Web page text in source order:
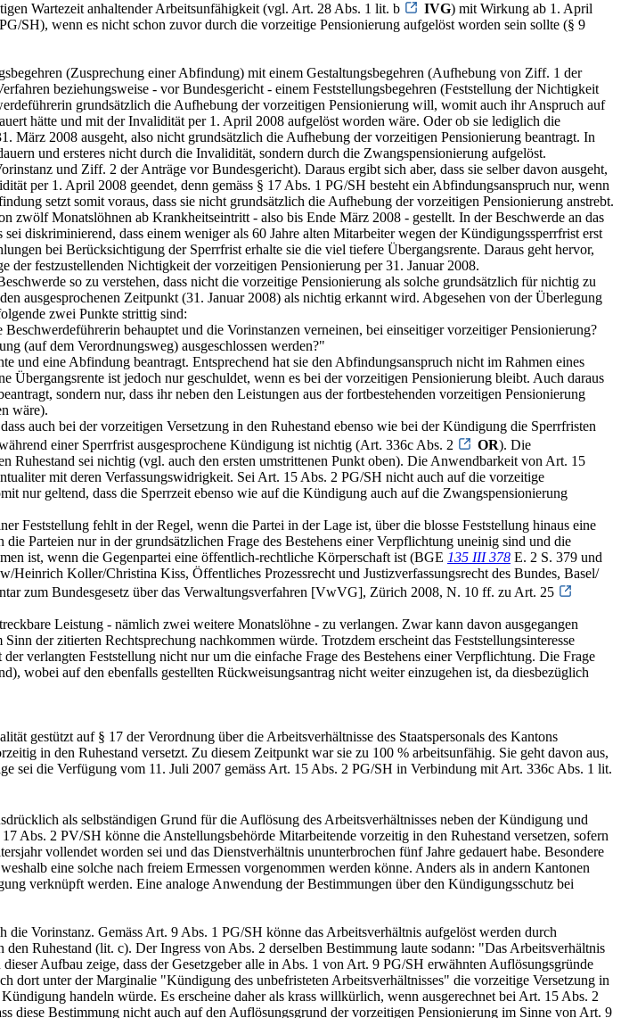
Wartezeit anhaltender Arbeitsunfähigkeit (vgl. Art. 28 Abs. 1 lit. b
IVG) mit Wirkung ab 1. April
SH), wenn es nicht schon zuvor durch die vorzeitige Pensionierung aufgelöst worden sein sollte (§ 9
(Zusprechung einer Abfindung) mit einem Gestaltungsbegehren (Aufhebung von Ziff. 1 der
beziehungsweise - vor Bundesgericht - einem Feststellungsbegehren (Feststellung der Nichtigkeit
grundsätzlich die Aufhebung der vorzeitigen Pensionierung will, womit auch ihr Anspruch auf
hätte und mit der Invalidität per 1. April 2008 aufgelöst worden wäre. Oder ob sie lediglich die
2008 ausgeht, also nicht grundsätzlich die Aufhebung der vorzeitigen Pensionierung beantragt. In
und ersteres nicht durch die Invalidität, sondern durch die Zwangspensionierung aufgelöst.
und Ziff. 2 der Anträge vor Bundesgericht). Daraus ergibt sich aber, dass sie selber davon ausgeht,
per 1. April 2008 geendet, denn gemäss § 17 Abs. 1 PG/SH besteht ein Abfindungsanspruch nur, wenn
setzt somit voraus, dass sie nicht grundsätzlich die Aufhebung der vorzeitigen Pensionierung anstrebt.
Monatslöhnen ab Krankheitseintritt - also bis Ende März 2008 - gestellt. In der Beschwerde an das
diskriminierend, dass einem weniger als 60 Jahre alten Mitarbeiter wegen der Kündigungssperrfrist erst
bei Berücksichtigung der Sperrfrist erhalte sie die viel tiefere Übergangsrente. Daraus geht hervor,
festzustellenden Nichtigkeit der vorzeitigen Pensionierung per 31. Januar 2008.
so zu verstehen, dass nicht die vorzeitige Pensionierung als solche grundsätzlich für nichtig zu
ausgesprochenen Zeitpunkt (31. Januar 2008) als nichtig erkannt wird. Abgesehen von der Überlegung
zwei Punkte strittig sind:
behauptet und die Vorinstanzen verneinen, bei einseitiger vorzeitiger Pensionierung?
(auf dem Verordnungsweg) ausgeschlossen werden?"
und eine Abfindung beantragt. Entsprechend hat sie den Abfindungsanspruch nicht im Rahmen eines
Übergangsrente ist jedoch nur geschuldet, wenn es bei der vorzeitigen Pensionierung bleibt. Auch daraus
sondern nur, dass ihr neben den Leistungen aus der fortbestehenden vorzeitigen Pensionierung
wäre).
auch bei der vorzeitigen Versetzung in den Ruhestand ebenso wie bei der Kündigung die Sperrfristen
einer Sperrfrist ausgesprochene Kündigung ist nichtig (Art. 336c Abs. 2 OR). Die
Ruhestand sei nichtig (vgl. auch den ersten umstrittenen Punkt oben). Die Anwendbarkeit von Art. 15
mit deren Verfassungswidrigkeit. Sei Art. 15 Abs. 2 PG/SH nicht auch auf die vorzeitige
nur geltend, dass die Sperrzeit ebenso wie auf die Kündigung auch auf die Zwangspensionierung
Feststellung fehlt in der Regel, wenn die Partei in der Lage ist, über die blosse Feststellung hinaus eine
Parteien nur in der grundsätzlichen Frage des Bestehens einer Verpflichtung uneinig sind und die
ist, wenn die Gegenpartei eine öffentlich-rechtliche Körperschaft ist (BGE 135 III 378 E. 2 S. 379 und
Koller/Christina Kiss, Öffentliches Prozessrecht und Justizverfassungsrecht des Bundes, Basel/
zum Bundesgesetz über das Verwaltungsverfahren [VwVG], Zürich 2008, N. 10 ff. zu Art. 25
Leistung - nämlich zwei weitere Monatslöhne - zu verlangen. Zwar kann davon ausgegangen
der zitierten Rechtsprechung nachkommen würde. Trotzdem erscheint das Feststellungsinteresse
verlangten Feststellung nicht nur um die einfache Frage des Bestehens einer Verpflichtung. Die Frage
wobei auf den ebenfalls gestellten Rückweisungsantrag nicht weiter einzugehen ist, da diesbezüglich
gestützt auf § 17 der Verordnung über die Arbeitsverhältnisse des Staatspersonals des Kantons
in den Ruhestand versetzt. Zu diesem Zeitpunkt war sie zu 100 % arbeitsunfähig. Sie geht davon aus,
sei die Verfügung vom 11. Juli 2007 gemäss Art. 15 Abs. 2 PG/SH in Verbindung mit Art. 336c Abs. 1 lit.
als selbständigen Grund für die Auflösung des Arbeitsverhältnisses neben der Kündigung und
2 PV/SH könne die Anstellungsbehörde Mitarbeitende vorzeitig in den Ruhestand versetzen, sofern
vollendet worden sei und das Dienstverhältnis ununterbrochen fünf Jahre gedauert habe. Besondere
eine solche nach freiem Ermessen vorgenommen werden könne. Anders als in andern Kantonen
verknüpft werden. Eine analoge Anwendung der Bestimmungen über den Kündigungsschutz bei
Vorinstanz. Gemäss Art. 9 Abs. 1 PG/SH könne das Arbeitsverhältnis aufgelöst werden durch
Ruhestand (lit. c). Der Ingress von Abs. 2 derselben Bestimmung laute sodann: "Das Arbeitsverhältnis
Aufbau zeige, dass der Gesetzgeber alle in Abs. 1 von Art. 9 PG/SH erwähnten Auflösungsgründe
dort unter der Marginalie "Kündigung des unbefristeten Arbeitsverhältnisses" die vorzeitige Versetzung in
handeln würde. Es erscheine daher als krass willkürlich, wenn ausgerechnet bei Art. 15 Abs. 2
Bestimmung nicht auch auf den Auflösungsgrund der vorzeitigen Pensionierung im Sinne von Art. 9